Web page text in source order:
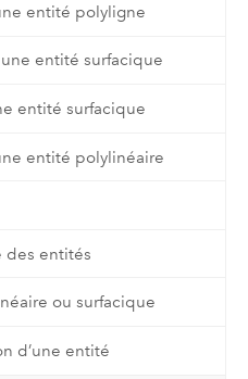
entité polyligne
entité surfacique
entité surfacique
entité polylinéaire
des entités
ou surfacique
d’une entité